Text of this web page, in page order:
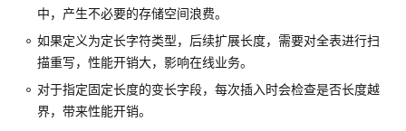
基
本
规
范
中，产生不必要的存储空间浪费。
如果定义为定长字符类型，后续扩展长度，需要对全表进行扫
描重写，性能开销大，影响在线业务。
对于指定固定长度的变长字段，每次插入时会检查是否长度越
界，带来性能开销。